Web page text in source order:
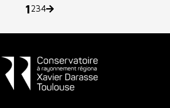
p
a
g
i
Page
1Page
2
Page
3
Page
4
Page